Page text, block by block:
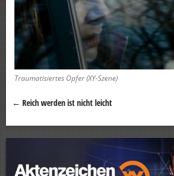
Traumatisiertes Opfer (XY-Szene)
Beitragsnavigation
← Reich werden ist nicht leicht